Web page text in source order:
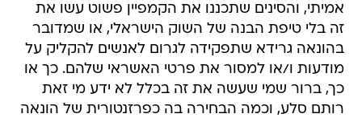
אמיתי, והסינים שתכננו את הקמפיין פשוט עשו את
זה בלי טיפת הבנה של השוק הישראלי, או שמדובר
בהונאה גרידא שתפקידה לגרום לאנשים להקליק על
מודעות ו/או למסור את פרטי האשראי שלהם. כך או
כך, ברור שמי שעשה את זה בכלל לא ידע מי זאת
רותם סלע, וכמה הבחירה בה כפרזנטורית של הונאה